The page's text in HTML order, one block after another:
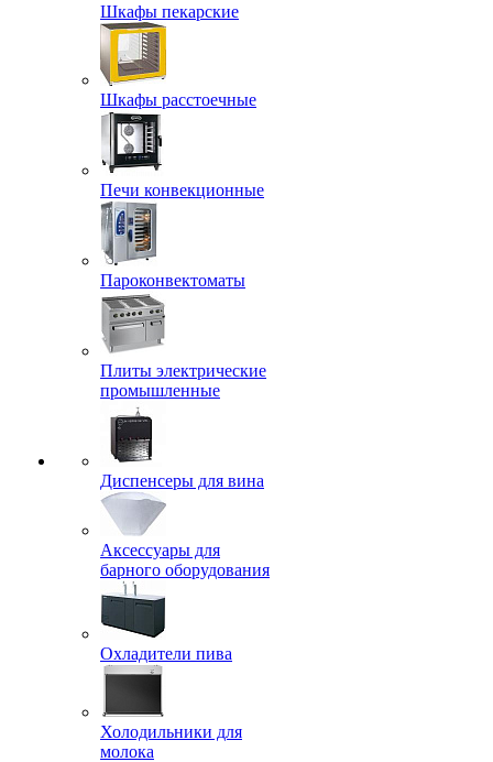
Шкафы пекарские
Шкафы расстоечные
Печи конвекционные
Пароконвектоматы
Плиты электрические
промышленные
Диспенсеры для вина
Аксессуары для
барного оборудования
Охладители пива
Холодильники для
молока